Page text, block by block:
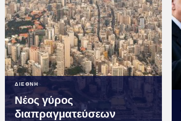
ΔΙΕΘΝΗ
Νέος γύρος
διαπραγματεύσεων